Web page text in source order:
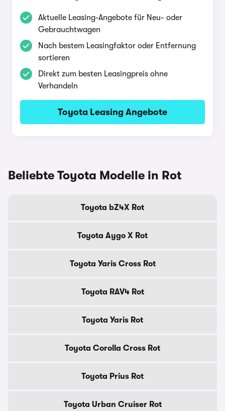
Aktuelle Leasing-Angebote für Neu- oder
Gebrauchtwagen
Nach bestem Leasingfaktor oder Entfernung
sortieren
Direkt zum besten Leasingpreis ohne
Verhandeln
Toyota Leasing Angebote
Beliebte Toyota Modelle in Rot
Toyota bZ4X Rot
Toyota Aygo X Rot
Toyota Yaris Cross Rot
Toyota RAV4 Rot
Toyota Yaris Rot
Toyota Corolla Cross Rot
Toyota Prius Rot
Toyota Urban Cruiser Rot